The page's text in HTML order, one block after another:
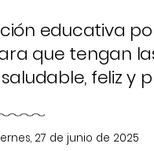
educativa
que tengan
feliz y
27 de junio de 2025